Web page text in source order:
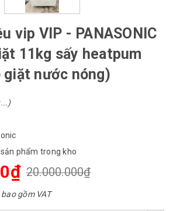
vip VIP - PANASONIC
11kg sấy heatpum
giặt nước nóng)
phẩm trong kho
20.000.000₫
gồm VAT